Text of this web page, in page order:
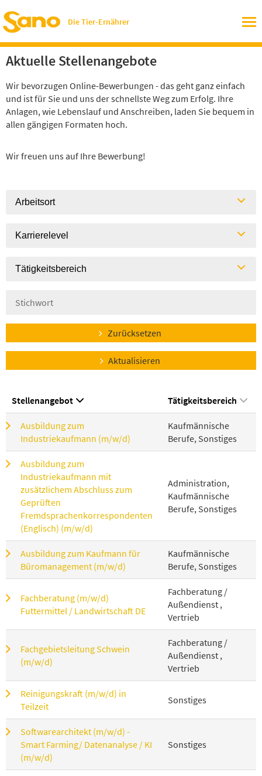
Die Tier-Ernährer
Aktuelle Stellenangebote
Wir bevorzugen Online-Bewerbungen - das geht ganz einfach
und ist für Sie und uns der schnellste Weg zum Erfolg. Ihre
Anlagen, wie Lebenslauf und Anschreiben, laden Sie bequem in
allen gängigen Formaten hoch.
Wir freuen uns auf Ihre Bewerbung!
Arbeitsort
Karrierelevel
Tätigkeitsbereich
Zurücksetzen
Aktualisieren
Stellenangebot Tätigkeitsbereich
Ausbildung zum
Industriekaufmann (m/w/d)
Kaufmännische
Berufe, Sonstiges
Ausbildung zum
Industriekaufmann mit
zusätzlichem Abschluss zum
Geprüften
Fremdsprachenkorrespondenten
(Englisch) (m/w/d)
Administration,
Kaufmännische
Berufe, Sonstiges
Ausbildung zum Kaufmann für
Büromanagement (m/w/d)
Kaufmännische
Berufe, Sonstiges
Fachberatung (m/w/d)
Futtermittel / Landwirtschaft DE
Fachberatung /
Außendienst ,
Vertrieb
Fachgebietsleitung Schwein
(m/w/d)
Fachberatung /
Außendienst ,
Vertrieb
Reinigungskraft (m/w/d) in
Teilzeit
Sonstiges
Softwarearchitekt (m/w/d) -
Smart Farming/ Datenanalyse / KI
(m/w/d)
Sonstiges